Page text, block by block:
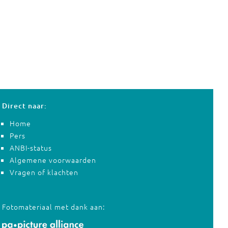
Direct naar:
Home
Pers
ANBI-status
Algemene voorwaarden
Vragen of klachten
Fotomateriaal met dank aan: